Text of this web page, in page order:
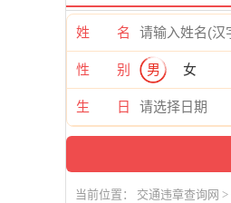
姓 名
性 别 男 女
生 日
当前位置： 交通违章查询网 >